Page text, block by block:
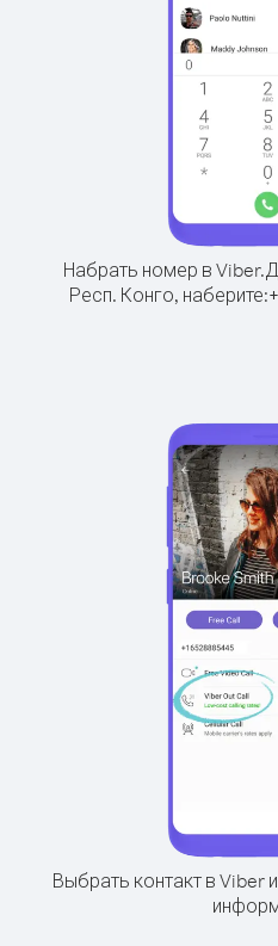
Набрать номер в Viber.
Респ. Конго, наберите:+
Выбрать контакт в Viber